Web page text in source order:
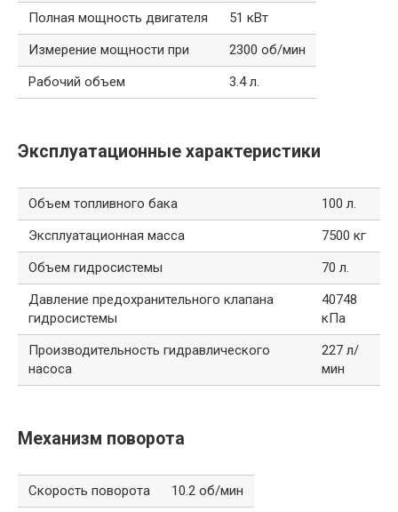
Полная мощность двигателя
51 кВт
Измерение мощности при
2300 об/мин
Рабочий объем
3.4 л.
Эксплуатационные характеристики
Объем топливного бака
100 л.
Эксплуатационная масса
7500 кг
Объем гидросистемы
70 л.
Давление предохранительного клапана
гидросистемы
40748
кПа
Производительность гидравлического
насоса
227 л/
мин
Механизм поворота
Скорость поворота 10.2 об/мин